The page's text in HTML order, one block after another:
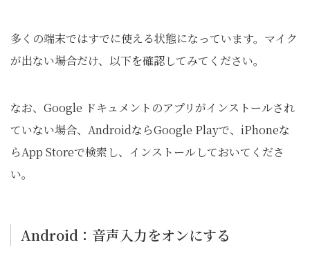
多くの端末ではすでに使える状態になっています。マイク
が出ない場合だけ、以下を確認してみてください。
なお、Google ドキュメントのアプリがインストールされ
ていない場合、AndroidならGoogle Playで、iPhoneな
らApp Storeで検索し、インストールしておいてくださ
い。
Android：音声入力をオンにする